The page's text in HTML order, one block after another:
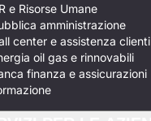
e Risorse Umane
amministrazione
center e assistenza clienti
oil gas e rinnovabili
finanza e assicurazioni